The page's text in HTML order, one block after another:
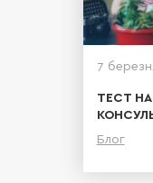
7
ТЕСТ
Блог